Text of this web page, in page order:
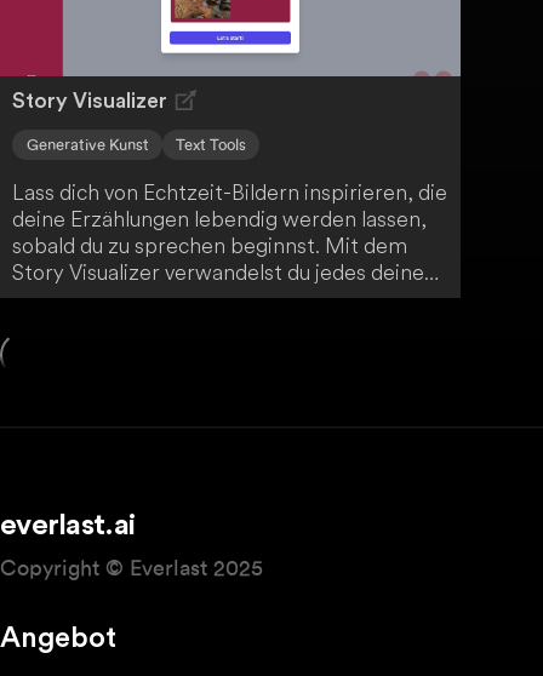
Story Visualizer
Generative Kunst Text Tools
Lass dich von Echtzeit-Bildern inspirieren, die
deine Erzählungen lebendig werden lassen,
sobald du zu sprechen beginnst. Mit dem
Story Visualizer verwandelst du jedes deiner
Worte in ein visuell packendes Erlebnis - ob
everlast.ai
Copyright © Everlast 2025
Angebot